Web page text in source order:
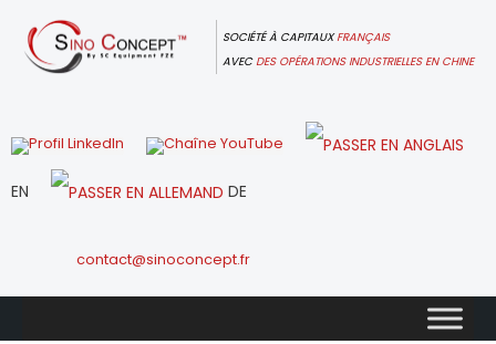
content
SOCIÉTÉ À CAPITAUXFRANÇAIS
AVECDES OPÉRATIONS INDUSTRIELLES EN CHINE
EN DE
contact@sinoconcept.fr